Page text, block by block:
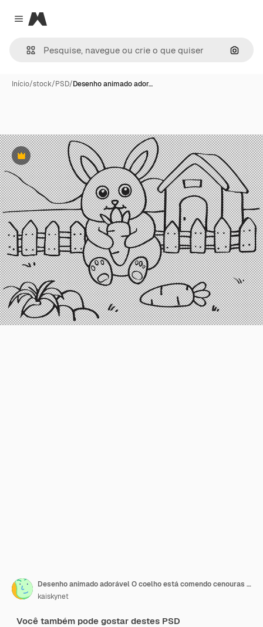
Close menu
Magnific
Início/stock/PSD/Desenho animado ador…
Premium
Desenho animado adorável O coelho está comendo cenouras colorir Ilustração para Crianças
kaiskynet
Você também pode gostar destes PSD